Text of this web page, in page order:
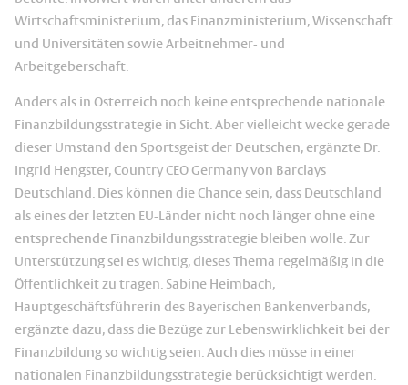
Wirtschaftsministerium, das Finanzministerium, Wissenschaft
und Universitäten sowie Arbeitnehmer- und
Arbeitgeberschaft.
Anders als in Österreich noch keine entsprechende nationale
Finanzbildungsstrategie in Sicht. Aber vielleicht wecke gerade
dieser Umstand den Sportsgeist der Deutschen, ergänzte Dr.
Ingrid Hengster, Country CEO Germany von Barclays
Deutschland. Dies können die Chance sein, dass Deutschland
als eines der letzten EU-Länder nicht noch länger ohne eine
entsprechende Finanzbildungsstrategie bleiben wolle. Zur
Unterstützung sei es wichtig, dieses Thema regelmäßig in die
Öffentlichkeit zu tragen. Sabine Heimbach,
Hauptgeschäftsführerin des Bayerischen Bankenverbands,
ergänzte dazu, dass die Bezüge zur Lebenswirklichkeit bei der
Finanzbildung so wichtig seien. Auch dies müsse in einer
nationalen Finanzbildungsstrategie berücksichtigt werden.